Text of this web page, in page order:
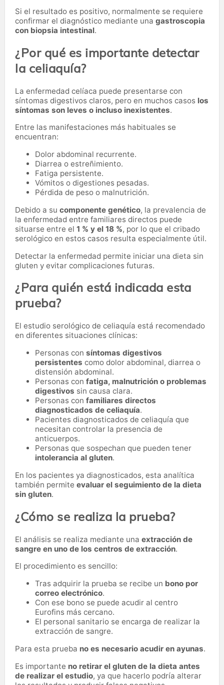
Si el resultado es positivo, normalmente se requiere
confirmar el diagnóstico mediante una gastroscopia
con biopsia intestinal.
¿Por qué es importante detectar
la celiaquía?
La enfermedad celíaca puede presentarse con
síntomas digestivos claros, pero en muchos casos los
síntomas son leves o incluso inexistentes.
Entre las manifestaciones más habituales se
encuentran:
Dolor abdominal recurrente.
Diarrea o estreñimiento.
Fatiga persistente.
Vómitos o digestiones pesadas.
Pérdida de peso o malnutrición.
Debido a su componente genético, la prevalencia de
la enfermedad entre familiares directos puede
situarse entre el 1 % y el 18 %, por lo que el cribado
serológico en estos casos resulta especialmente útil.
Detectar la enfermedad permite iniciar una dieta sin
gluten y evitar complicaciones futuras.
¿Para quién está indicada esta
prueba?
El estudio serológico de celiaquía está recomendado
en diferentes situaciones clínicas:
Personas con síntomas digestivos
persistentes como dolor abdominal, diarrea o
distensión abdominal.
Personas con fatiga, malnutrición o problemas
digestivos sin causa clara.
Personas con familiares directos
diagnosticados de celiaquía.
Pacientes diagnosticados de celiaquía que
necesitan controlar la presencia de
anticuerpos.
Personas que sospechan que pueden tener
intolerancia al gluten.
En los pacientes ya diagnosticados, esta analítica
también permite evaluar el seguimiento de la dieta
sin gluten.
¿Cómo se realiza la prueba?
El análisis se realiza mediante una extracción de
sangre en uno de los centros de extracción.
El procedimiento es sencillo:
Tras adquirir la prueba se recibe un bono por
correo electrónico.
Con ese bono se puede acudir al centro
Eurofins más cercano.
El personal sanitario se encarga de realizar la
extracción de sangre.
Para esta prueba no es necesario acudir en ayunas.
Es importante no retirar el gluten de la dieta antes
de realizar el estudio, ya que hacerlo podría alterar